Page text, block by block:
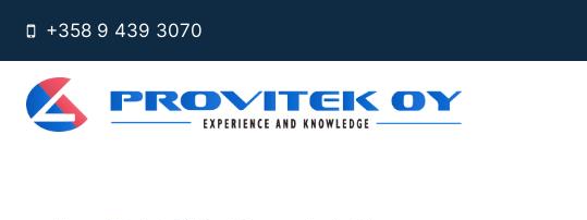
content
+358 9 439 3070